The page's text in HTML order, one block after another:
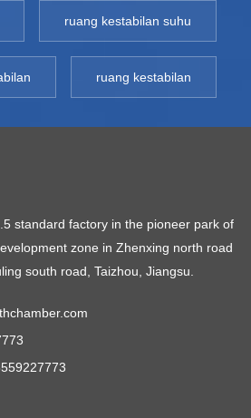
ruang kestabilan suhu
ruang kestabilan
standard factory in the pioneer park of
zone in Zhenxing north road
south road, Taizhou, Jiangsu.